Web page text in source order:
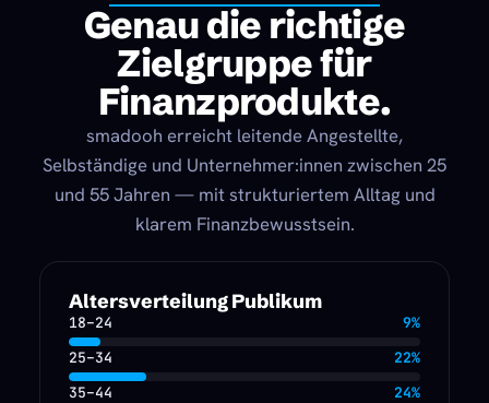
Genau die richtige
Zielgruppe für
Finanzprodukte.
smadooh erreicht leitende Angestellte,
Selbständige und Unternehmer:innen zwischen 25
und 55 Jahren — mit strukturiertem Alltag und
klarem Finanzbewusstsein.
Altersverteilung Publikum
18–24
9%
25–34
22%
35–44
24%